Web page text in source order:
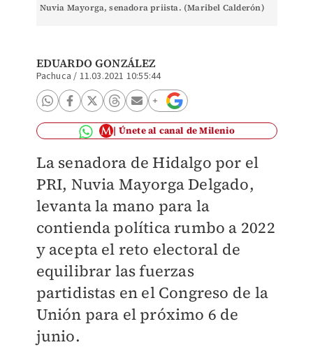
Nuvia Mayorga, senadora priista. (Maribel Calderón)
EDUARDO GONZÁLEZ
Pachuca / 11.03.2021 10:55:44
Únete al canal de Milenio
La senadora de Hidalgo por el
PRI, Nuvia Mayorga Delgado,
levanta la mano para la
contienda política rumbo a 2022
y acepta el reto electoral de
equilibrar las fuerzas
partidistas en el Congreso de la
Unión para el próximo 6 de
junio.